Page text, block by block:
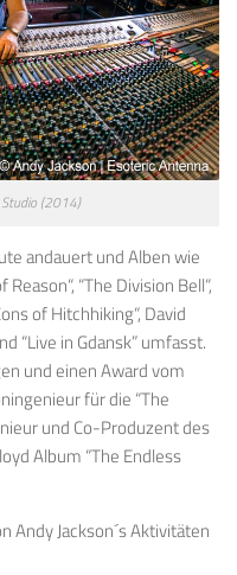
(2014)
andauert und Albenwie
Reason“, “The Division Bell“,
of Hitchhiking“, David
“Live in Gdansk” umfasst.
undeinen Award vom
für die “The
und Co-Produzent des
Album “The Endless
Andy Jackson´s Aktivitäten